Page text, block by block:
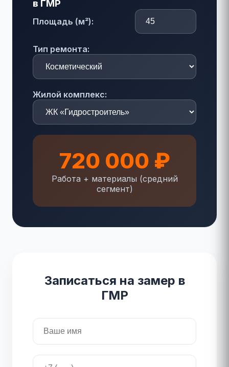
в ГМР
Площадь (м²):
Тип ремонта:
Жилой комплекс:
720 000 ₽
Работа + материалы (средний
сегмент)
Записаться на замер в
ГМР